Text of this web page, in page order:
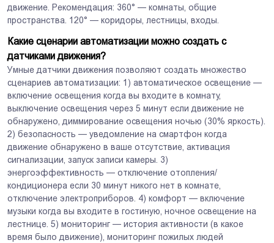
движение. Рекомендация: 360° — комнаты, общие
пространства. 120° — коридоры, лестницы, входы.
Какие сценарии автоматизации можно создать с
датчиками движения?
Умные датчики движения позволяют создать множество
сценариев автоматизации: 1) автоматическое освещение —
включение освещения когда вы входите в комнату,
выключение освещения через 5 минут если движение не
обнаружено, диммирование освещения ночью (30% яркость).
2) безопасность — уведомление на смартфон когда
движение обнаружено в ваше отсутствие, активация
сигнализации, запуск записи камеры. 3)
энергоэффективность — отключение отопления/
кондиционера если 30 минут никого нет в комнате,
отключение электроприборов. 4) комфорт — включение
музыки когда вы входите в гостиную, ночное освещение на
лестнице. 5) мониторинг — история активности (в какое
время было движение), мониторинг пожилых людей